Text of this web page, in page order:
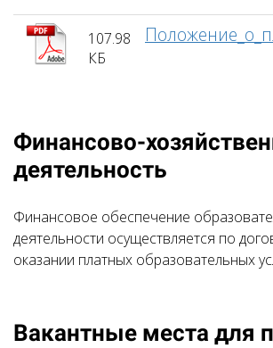
107.98
КБ
Финансово-
деятельность
Финансовое обеспечение
деятельности осуществляется по
оказании платных образовательных
Вакантные места для